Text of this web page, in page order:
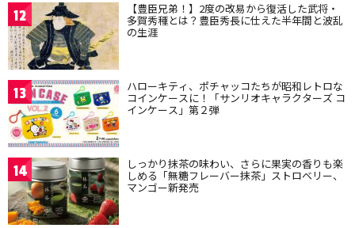
12 【豊臣兄弟！】2度の改易から復活した武将・
多賀秀種とは？豊臣秀長に仕えた半年間と波乱
の生涯
13 ハローキティ、ポチャッコたちが昭和レトロな
コインケースに！「サンリオキャラクターズ コ
インケース」第２弾
14 しっかり抹茶の味わい、さらに果実の香りも楽
しめる「無糖フレーバー抹茶」ストロベリー、
マンゴー新発売